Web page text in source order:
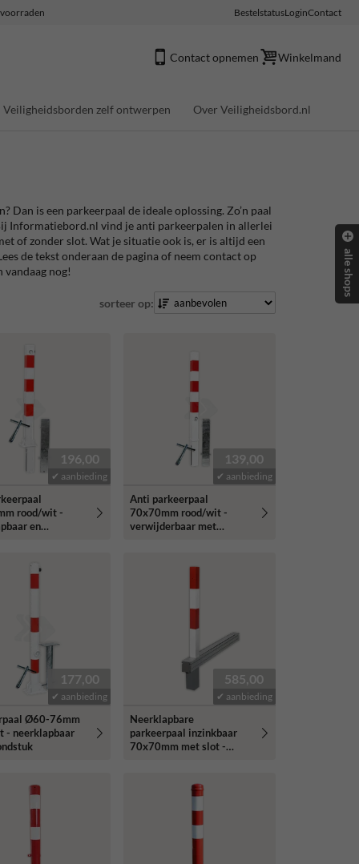
BestelstatusLoginContact
Contact opnemen Winkelmand
Veiligheidsborden zelf ontwerpen Over Veiligheidsbord.nl
is een parkeerpaal de ideale oplossing. Zo’n paal
Informatiebord.nl vind je anti parkeerpalen in allerlei
of zonder slot. Wat je situatie ook is, er is altijd een
de tekst onderaan de pagina of neem contact op
nog!
sorteer op:
196,00
✔ aanbieding
rood/wit -
en
139,00
✔ aanbieding
Anti parkeerpaal
70x70mm rood/wit -
verwijderbaar met
177,00
✔ aanbieding
Ø60-76mm
- neerklapbaar
585,00
✔ aanbieding
Neerklapbare
parkeerpaal inzinkbaar
70x70mm met slot -
alle shops